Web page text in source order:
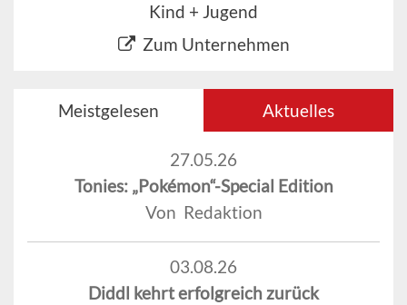
Kind + Jugend
Zum Unternehmen
Meistgelesen Aktuelles
27.05.26
Tonies: „Pokémon“-Special Edition
Von Redaktion
03.08.26
Diddl kehrt erfolgreich zurück